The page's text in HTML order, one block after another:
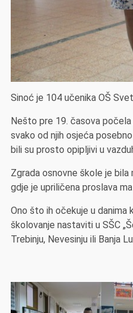
Sinoć je 104 učenika OŠ
Nešto pre 19. časova počela
svako od njih osjeća
bili su prosto opipljivi u
Zgrada osnovne škole je bila
gdje je upriličena proslava
Ono što ih očekuje u danima
školovanje nastaviti u SŠC
Trebinju, Nevesinju ili Banja